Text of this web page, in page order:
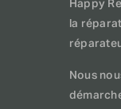
Happy
la
Nous